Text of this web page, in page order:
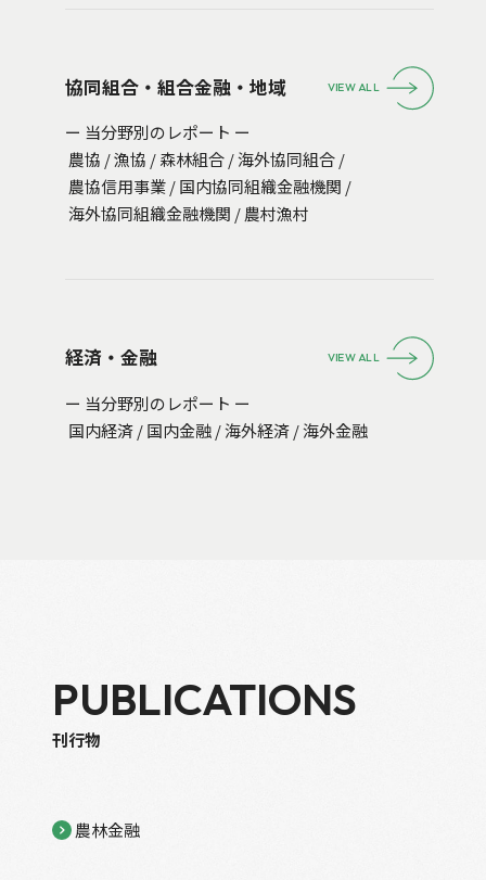
協同組合・組合金融・地域 VIEW ALL
ー 当分野別のレポート ー
農協 /漁協 / 森林組合 /海外協同組合 /
農協信用事業 / 国内協同組織金融機関 /
海外協同組織金融機関 / 農村漁村
経済・金融 VIEW ALL
ー 当分野別のレポート ー
国内経済 / 国内金融 /海外経済 /海外金融
PUBLICATIONS
刊行物
農林金融